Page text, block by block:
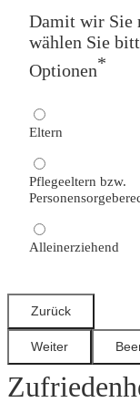
Damit wir Sie
wählen Sie
Optionen*
Eltern
Pflegeeltern bzw.
Alleinerziehend